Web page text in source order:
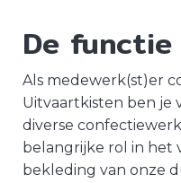
De functie
Als medewerk(st)er
Uitvaartkisten ben je
diverse
belangrijke rol in het
bekleding van onze